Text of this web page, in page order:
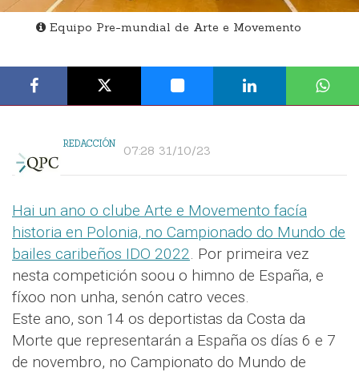
Equipo Pre-mundial de Arte e Movemento
REDACCIÓN 07:28 31/10/23
Hai un ano o clube Arte e Movemento facía
historia en Polonia, no Campionado do Mundo de
bailes caribeños IDO 2022. Por primeira vez
nesta competición soou o himno de España, e
fíxoo non unha, senón catro veces.
Este ano, son 14 os deportistas da Costa da
Morte que representarán a España os días 6 e 7
de novembro, no Campionato do Mundo de